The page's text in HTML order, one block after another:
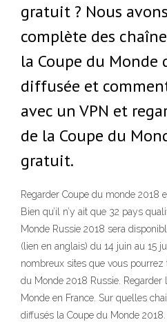
gratuit ? Nous
complète des
la Coupe du Monde
diffusée et
avec un VPN et
de la Coupe du
gratuit.
Regarder Coupe du monde 2018
Bien qu’il n’y ait que 32 pays
Monde Russie 2018 sera
(lien en anglais) du 14 juin au 15
nombreux sites que vous pourrez
du Monde 2018 Russie.
Monde en France. Sur quelles
diffusés la Coupe du Monde